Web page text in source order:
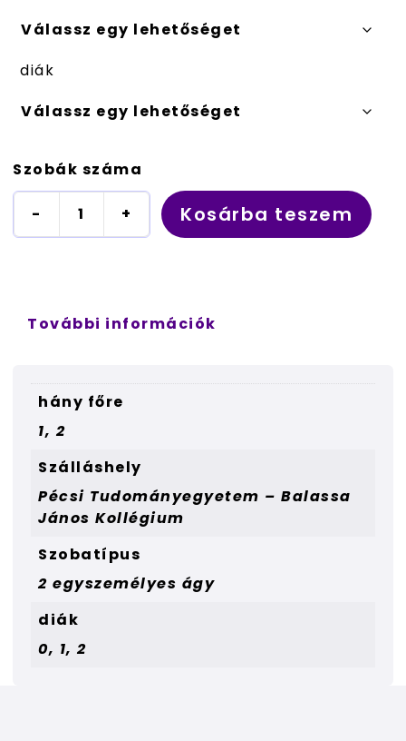
diák
Szobák száma
-
Pécsi
Tudományegyetem
Kollégium
egyszemélyes
+ Kosárba teszem
További információk
hány főre
1, 2
Szálláshely
Pécsi Tudományegyetem – Balassa
János Kollégium
Szobatípus
2 egyszemélyes ágy
diák
0, 1, 2